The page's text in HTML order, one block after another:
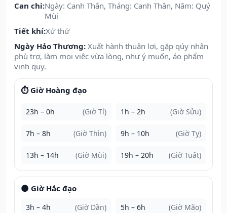
Can chi:Ngày: Canh Thân, Tháng: Canh Thân, Năm: Quý
Mùi
Tiết khí:Xử thử
Ngày Hảo Thương: Xuất hành thuận lợi, gặp qúy nhân
phù trợ, làm mọi việc vừa lòng, như ý muốn, áo phẩm
vinh quy.
⏱️ Giờ Hoàng đạo
23h – 0h (Giờ Tí) 1h – 2h (Giờ Sửu)
7h – 8h (Giờ Thìn) 9h – 10h (Giờ Tỵ)
13h – 14h (Giờ Mùi) 19h – 20h (Giờ Tuất)
🌑 Giờ Hắc đạo
3h – 4h (Giờ Dần) 5h – 6h (Giờ Mão)